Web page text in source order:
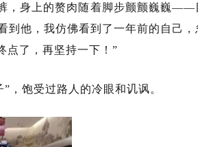
，身上的赘肉随着脚步颤颤巍巍——
到他，我仿佛看到了一年前的自己，
点了，再坚持一下！”
，饱受过路人的冷眼和讥讽。